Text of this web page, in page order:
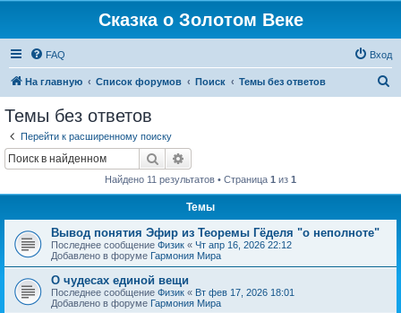
Сказка о Золотом Веке
FAQ Вход
На главную Список форумов Поиск Темы без ответов
Темы без ответов
Перейти к расширенному поиску
Поиск
Найдено 11 результатов • Страница 1 из 1
Темы
Вывод понятия Эфир из Теоремы Гёделя "о неполноте"
Последнее сообщение Физик « Чт апр 16, 2026 22:12
Добавлено в форуме Гармония Мира
О чудесах единой вещи
Последнее сообщение Физик « Вт фев 17, 2026 18:01
Добавлено в форуме Гармония Мира